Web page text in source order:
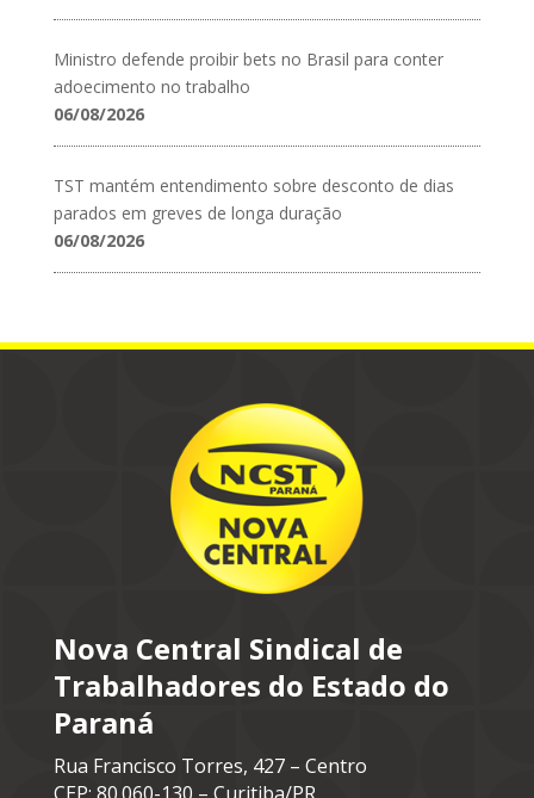
Ministro defende proibir bets no Brasil para conter
adoecimento no trabalho
06/08/2026
TST mantém entendimento sobre desconto de dias
parados em greves de longa duração
06/08/2026
Nova Central Sindical de
Trabalhadores do Estado do
Paraná
Rua Francisco Torres, 427 – Centro